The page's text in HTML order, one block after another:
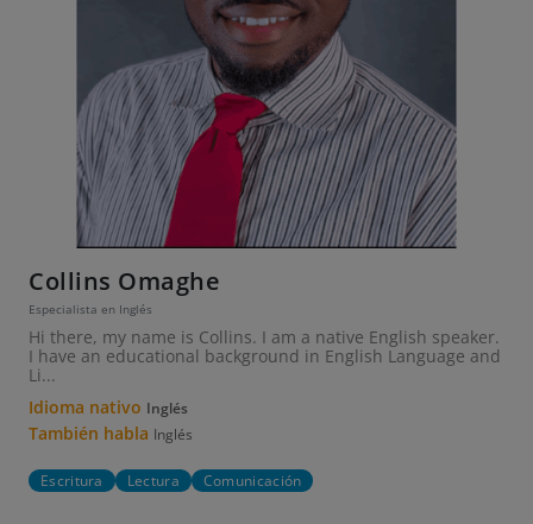
Collins Omaghe
Especialista en Inglés
Hi there, my name is Collins. I am a native English speaker.
I have an educational background in English Language and
Li...
Idioma nativo Inglés
También habla Inglés
Escritura Lectura Comunicación